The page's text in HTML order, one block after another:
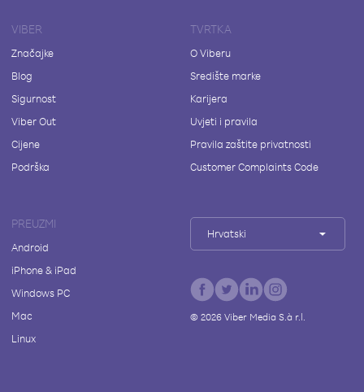
VIBER
Značajke
Blog
Sigurnost
Viber Out
Cijene
Podrška
TVRTKA
O Viberu
Središte marke
Karijera
Uvjeti i pravila
Pravila zaštite privatnosti
Customer Complaints Code
PREUZMI
Android
iPhone & iPad
Windows PC
Mac
Linux
Hrvatski
© 2026Viber Media S.à r.l.